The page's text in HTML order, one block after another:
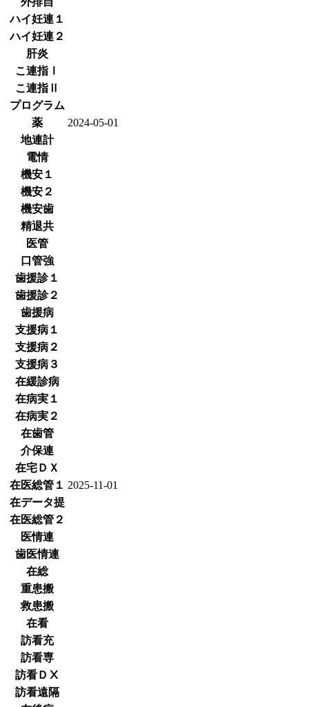
ハイ妊連１
ハイ妊連２
肝炎
こ連指Ⅰ
こ連指Ⅱ
プログラム
薬
2024-05-01
地連計
電情
機安１
機安２
機安歯
精退共
医管
口管強
歯援診１
歯援診２
歯援病
支援病１
支援病２
支援病３
在緩診病
在病実１
在病実２
在歯管
介保連
在宅ＤＸ
在医総管１ 2025-11-01
在データ提
在医総管２
医情連
歯医情連
在総
重患搬
救患搬
在看
訪看充
訪看専
訪看ＤⅩ
訪看遠隔